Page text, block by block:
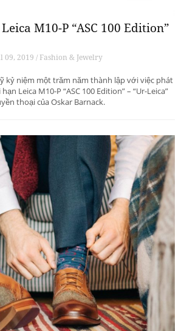
M10-P “ASC 100 Edition”
09, 2019 / Fashion & Jewelry
kỷ niệm một trăm năm thành lập với việc phát
Leica M10-P “ASC 100 Edition” – “Ur-Leica”
thoại của Oskar Barnack.